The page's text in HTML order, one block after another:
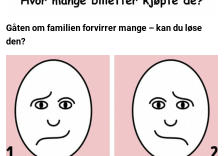
Gåten om familien forvirrer mange – kan du løse
den?